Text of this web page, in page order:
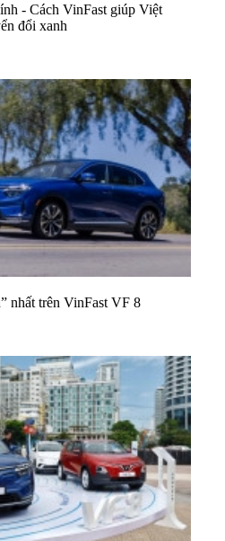
- Cách VinFast giúp Việt
đổi xanh
nhất trên VinFast VF 8